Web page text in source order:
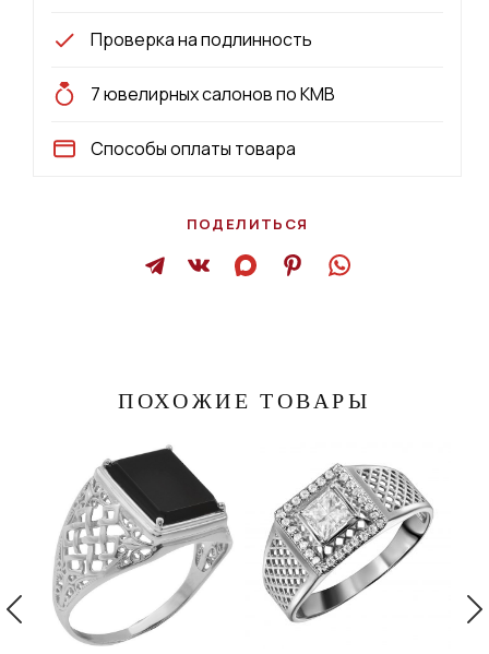
Проверка на подлинность
7 ювелирных салонов по КМВ
Способы оплаты товара
ПОДЕЛИТЬСЯ
ПОХОЖИЕ ТОВАРЫ